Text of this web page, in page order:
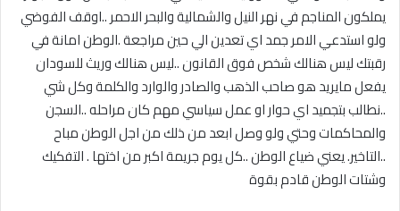
يملكون المناجم في نهر النيل والشمالية والبحر الاحمر ..اوقف الفوضي
ولو استدعي الامر جمد اي تعدين الي حين مراجعة .الوطن امانة في
رقبتك ليس هنالك شخص فوق القانون ..ليس هنالك وريث للسودان
يفعل مايريد هو صاحب الذهب والصادر والوارد والكلمة وكل شي
..نطالب بتجميد اي حوار او عمل سياسي مهم كان مراحله ..السجن
والمحاكمات وحتي ولو وصل ابعد من ذلك من اجل الوطن مباح
..التاخير. يعني ضياع الوطن ..كل يوم جريمة اكبر من اختها . التفكيك
وشتات الوطن قادم بقوة